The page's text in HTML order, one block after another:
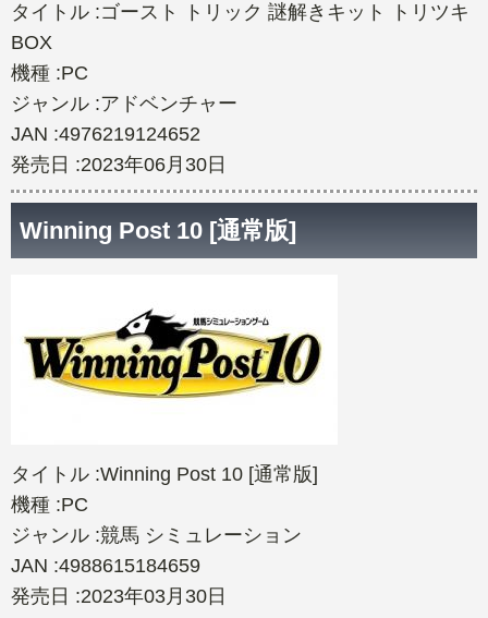
タイトル :ゴースト トリック 謎解きキット トリツキ
BOX
機種 :PC
ジャンル :アドベンチャー
JAN :4976219124652
発売日 :2023年06月30日
Winning Post 10 [通常版]
タイトル :Winning Post 10 [通常版]
機種 :PC
ジャンル :競馬 シミュレーション
JAN :4988615184659
発売日 :2023年03月30日